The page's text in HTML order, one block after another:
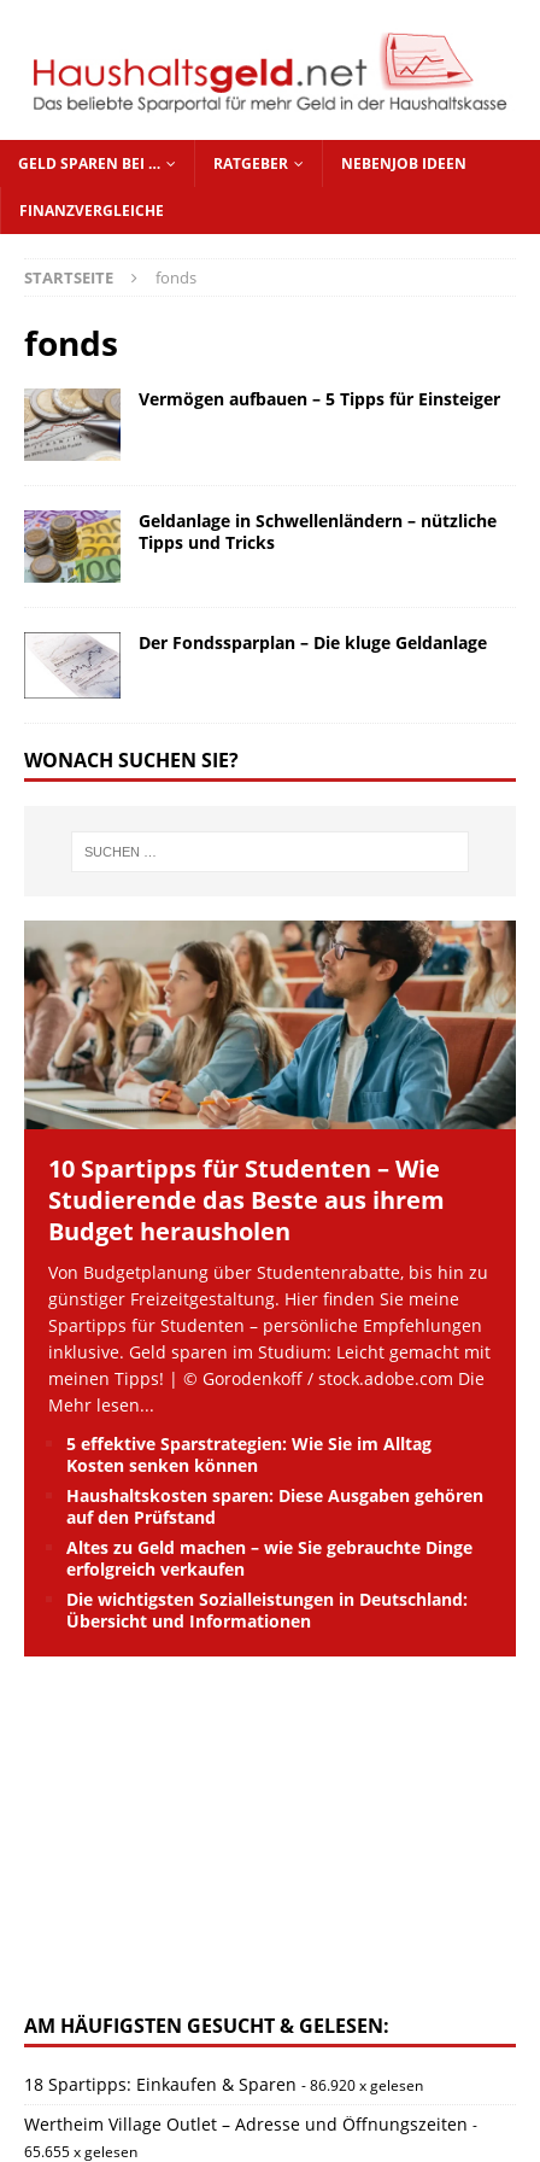
GELD SPAREN BEI … RATGEBER NEBENJOB IDEEN
FINANZVERGLEICHE
STARTSEITE fonds
fonds
Vermögen aufbauen – 5 Tipps für Einsteiger
Geldanlage in Schwellenländern – nützliche
Tipps und Tricks
Der Fondssparplan – Die kluge Geldanlage
WONACH SUCHEN SIE?
10 Spartipps für Studenten – Wie
Studierende das Beste aus ihrem
Budget herausholen
Von Budgetplanung über Studentenrabatte, bis hin zu
günstiger Freizeitgestaltung. Hier finden Sie meine
Spartipps für Studenten – persönliche Empfehlungen
inklusive. Geld sparen im Studium: Leicht gemacht mit
meinen Tipps! | © Gorodenkoff / stock.adobe.com Die
Mehr lesen...
5 effektive Sparstrategien: Wie Sie im Alltag
Kosten senken können
Haushaltskosten sparen: Diese Ausgaben gehören
auf den Prüfstand
Altes zu Geld machen – wie Sie gebrauchte Dinge
erfolgreich verkaufen
Die wichtigsten Sozialleistungen in Deutschland:
Übersicht und Informationen
AM HÄUFIGSTEN GESUCHT & GELESEN:
18 Spartipps: Einkaufen & Sparen - 86.920 x gelesen
Wertheim Village Outlet – Adresse und Öffnungszeiten -
65.655 x gelesen